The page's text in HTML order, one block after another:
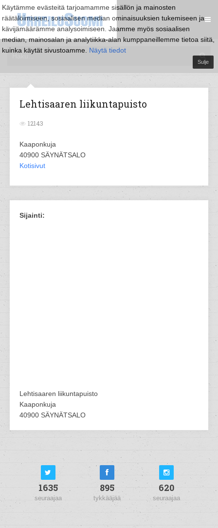
Käytämme evästeitä tarjoamamme sisällön ja mainosten
räätälöimiseen, sosiaalisen median ominaisuuksien tukemiseen ja
kävijämäärämme analysoimiseen. Jaamme myös sosiaalisen
median, mainosalan ja analytiikka-alan kumppaneillemme tietoa siitä,
kuinka käytät sivustoamme. Näytä tiedot
Sulje
Lehtisaaren liikuntapuisto
12143
Kaaponkuja
40900 SÄYNÄTSALO
Kotisivut
Sijainti:
Lehtisaaren liikuntapuisto
Kaaponkuja
40900 SÄYNÄTSALO
1635
seuraajaa
895
tykkääjää
620
seuraajaa